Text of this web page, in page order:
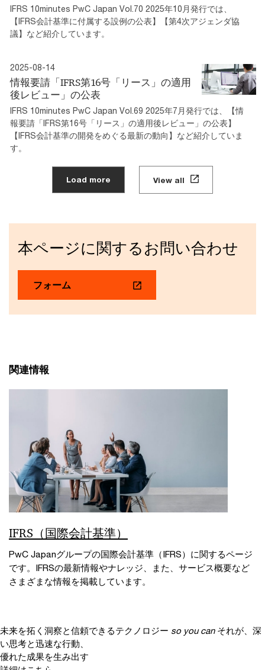
IFRS 10minutes PwC Japan Vol.70 2025年10月発行では、
【IFRS会計基準に付属する設例の公表】【第4次アジェンダ協
議】など紹介しています。
2025-08-14
情報要請「IFRS第16号「リース」の適用
後レビュー」の公表
IFRS 10minutes PwC Japan Vol.69 2025年7月発行では、【情
報要請「IFRS第16号「リース」の適用後レビュー」の公表】
【IFRS会計基準の開発をめぐる最新の動向】など紹介していま
す。
Load more View all
本ページに関するお問い合わせ
フォーム
関連情報
IFRS（国際会計基準）
PwC Japanグループの国際会計基準（IFRS）に関するページ
です。IFRSの最新情報やナレッジ、また、サービス概要など
さまざまな情報を掲載しています。
未来を拓く洞察と信頼できるテクノロジー so you can それが、深
い思考と迅速な行動、
優れた成果を生み出す